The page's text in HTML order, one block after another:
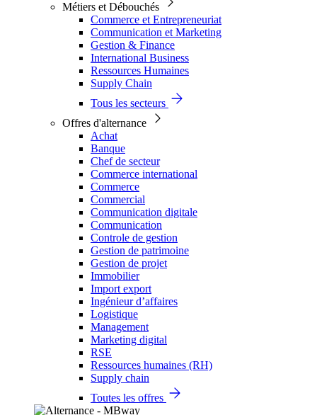
Métiers et Débouchés
Commerce et Entrepreneuriat
Communication et Marketing
Gestion & Finance
International Business
Ressources Humaines
Supply Chain
Tous les secteurs
Offres d'alternance
Achat
Banque
Chef de secteur
Commerce international
Commerce
Commercial
Communication digitale
Communication
Controle de gestion
Gestion de patrimoine
Gestion de projet
Immobilier
Import export
Ingénieur d’affaires
Logistique
Management
Marketing digital
RSE
Ressources humaines (RH)
Supply chain
Toutes les offres